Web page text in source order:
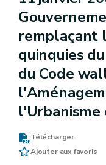
remplaçant
quinquies
du Code
l'Urbanisme
Télécharger
Ajouter aux favoris